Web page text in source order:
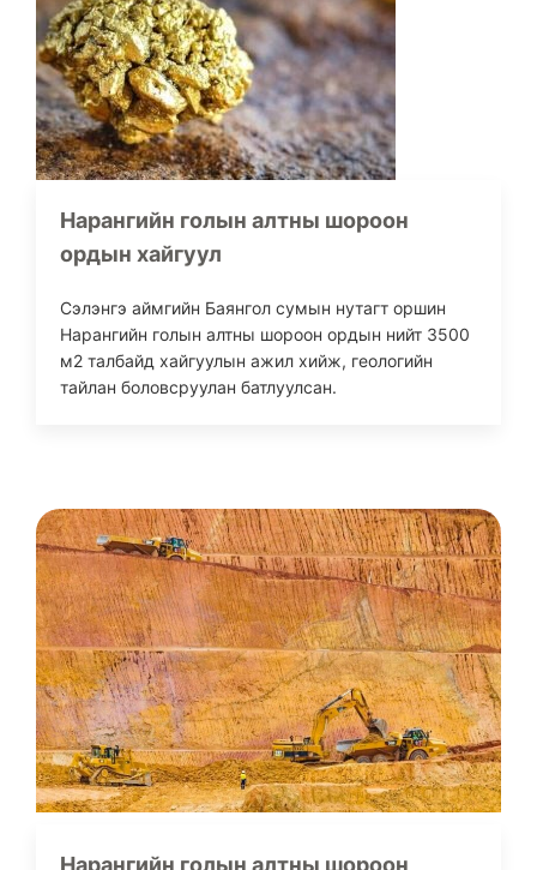
Нарангийн голын алтны шороон
ордын хайгуул
Сэлэнгэ аймгийн Баянгол сумын нутагт оршин
Нарангийн голын алтны шороон ордын нийт 3500
м2 талбайд хайгуулын ажил хийж, геологийн
тайлан боловсруулан батлуулсан.
Нарангийн голын алтны шороон